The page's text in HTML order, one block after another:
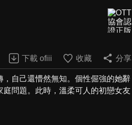
下載 ofiii 收藏 分享
自己還懵然無知。個性倔強的她辭
問題。此時，溫柔可人的初戀女友